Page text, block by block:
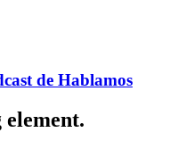
de Hablamos
element.